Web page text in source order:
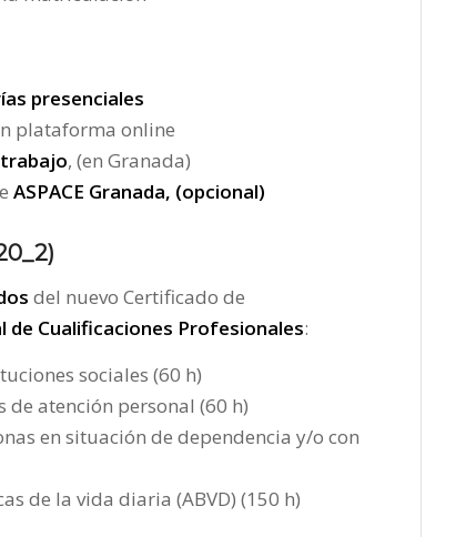
presenciales
plataforma online
, (en Granada)
ASPACE Granada, (opcional)
del nuevo Certificado de
de Cualificaciones Profesionales:
sociales (60 h)
de atención personal (60 h)
en situación de dependencia y/o con
de la vida diaria (ABVD) (150 h)